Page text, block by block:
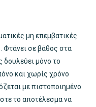
μη επεμβατικές
Φτάνει σε βάθος στα
μόνο το
και χωρίς χρόνο
με πιστοποιημένο
το αποτέλεσμα να